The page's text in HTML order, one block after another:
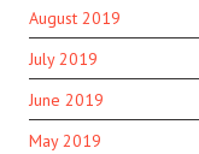
August 2019
July 2019
June 2019
May 2019